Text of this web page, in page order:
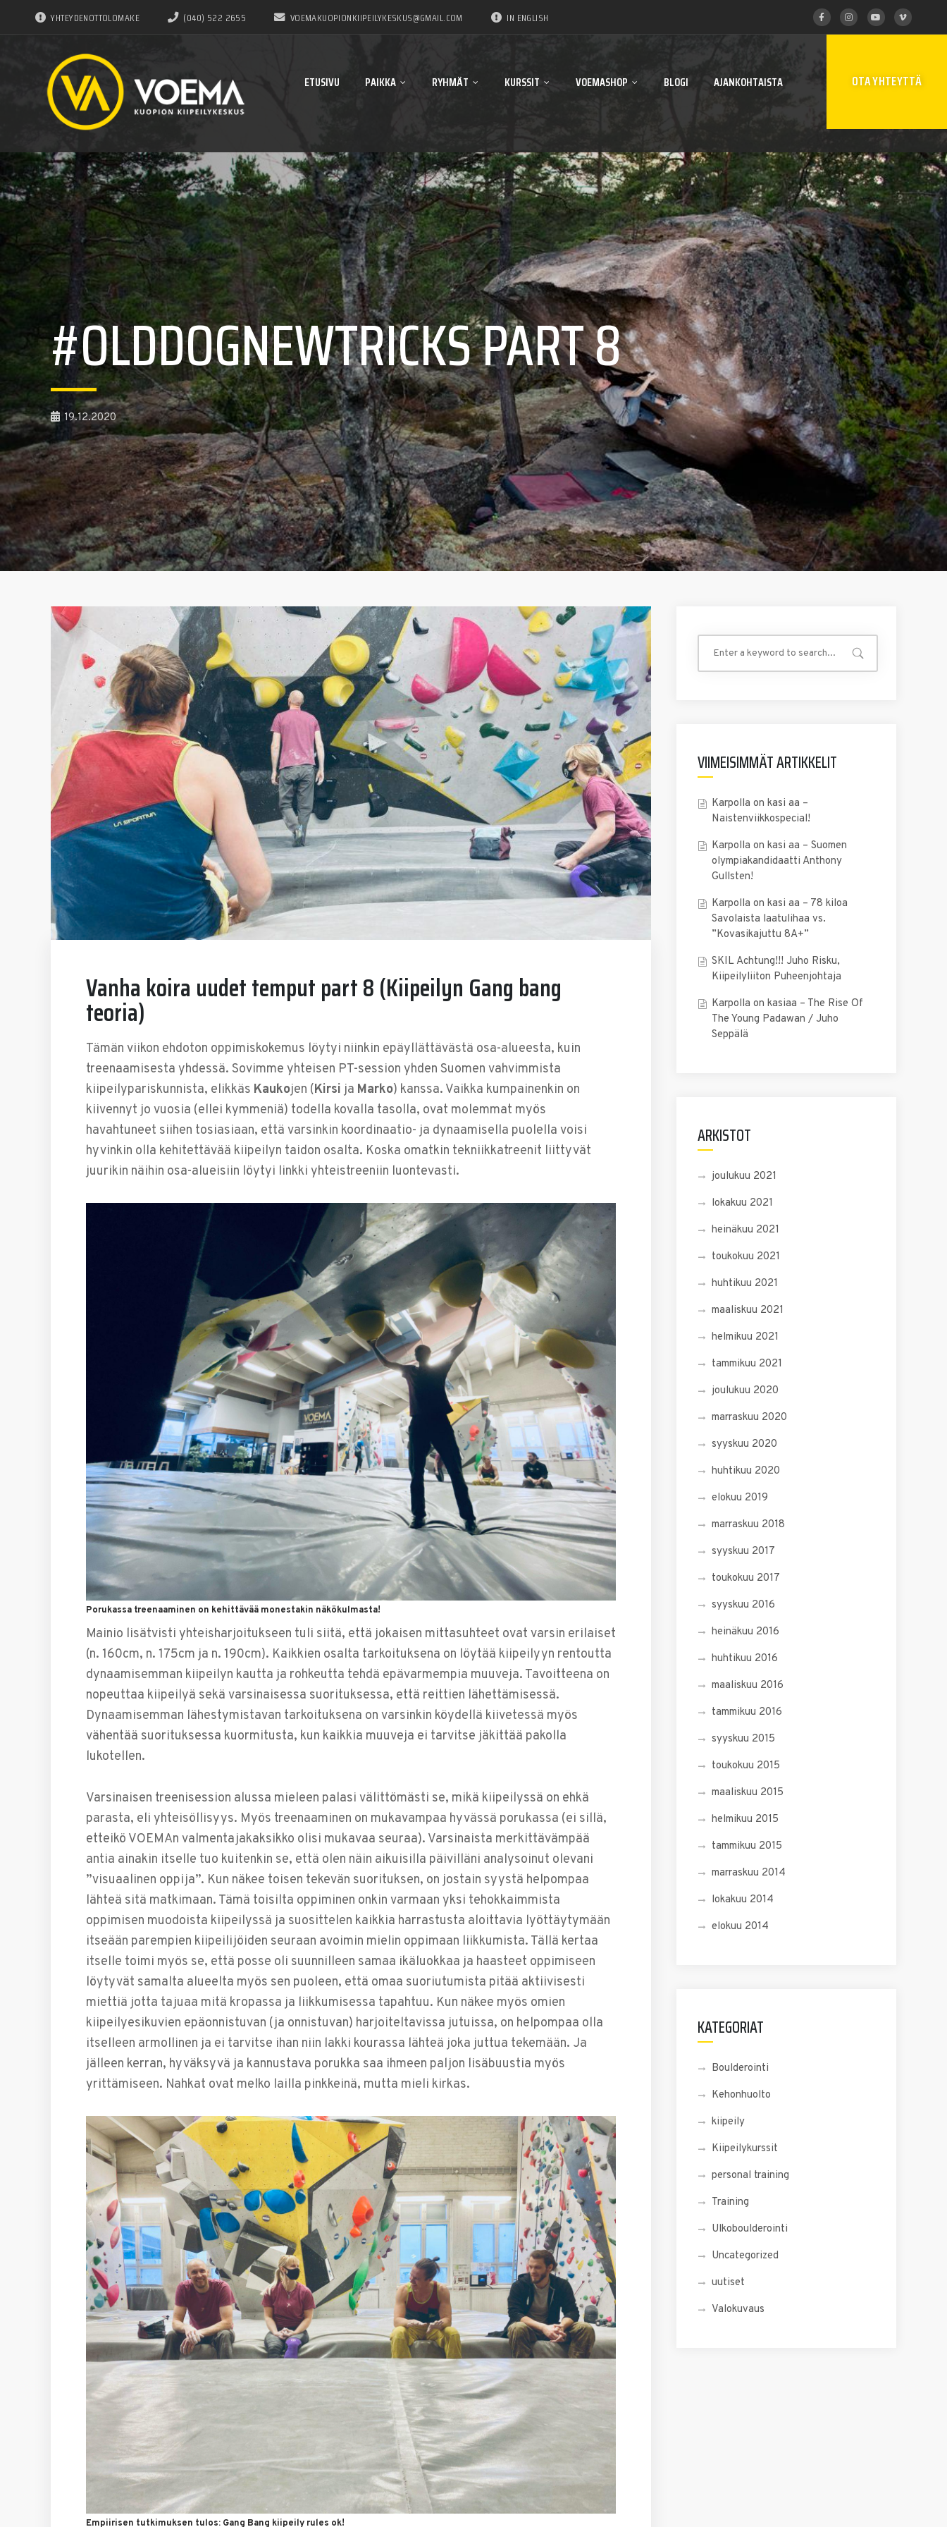
YHTEYDENOTTOLOMAKE (040) 522 2655 VOEMAKUOPIONKIIPEILYKESKUS@GMAIL.COM IN ENGLISH
OTA YHTEYTTÄ
ETUSIVU PAIKKA RYHMÄT KURSSIT VOEMASHOP BLOGI AJANKOHTAISTA
#OLDDOGNEWTRICKS PART 8
19.12.2020
Vanha koira uudet temput part 8 (Kiipeilyn Gang bang
teoria)
Tämän viikon ehdoton oppimiskokemus löytyi niinkin epäyllättävästä osa-alueesta, kuin
treenaamisesta yhdessä. Sovimme yhteisen PT-session yhden Suomen vahvimmista
kiipeilypariskunnista, elikkäs Kaukojen (Kirsi ja Marko) kanssa. Vaikka kumpainenkin on
kiivennyt jo vuosia (ellei kymmeniä) todella kovalla tasolla, ovat molemmat myös
havahtuneet siihen tosiasiaan, että varsinkin koordinaatio- ja dynaamisella puolella voisi
hyvinkin olla kehitettävää kiipeilyn taidon osalta. Koska omatkin tekniikkatreenit liittyvät
juurikin näihin osa-alueisiin löytyi linkki yhteistreeniin luontevasti.
Porukassa treenaaminen on kehittävää monestakin näkökulmasta!
Mainio lisätvisti yhteisharjoitukseen tuli siitä, että jokaisen mittasuhteet ovat varsin erilaiset
(n. 160cm, n. 175cm ja n. 190cm). Kaikkien osalta tarkoituksena on löytää kiipeilyyn rentoutta
dynaamisemman kiipeilyn kautta ja rohkeutta tehdä epävarmempia muuveja. Tavoitteena on
nopeuttaa kiipeilyä sekä varsinaisessa suorituksessa, että reittien lähettämisessä.
Dynaamisemman lähestymistavan tarkoituksena on varsinkin köydellä kiivetessä myös
vähentää suorituksessa kuormitusta, kun kaikkia muuveja ei tarvitse jäkittää pakolla
lukotellen.
Varsinaisen treenisession alussa mieleen palasi välittömästi se, mikä kiipeilyssä on ehkä
parasta, eli yhteisöllisyys. Myös treenaaminen on mukavampaa hyvässä porukassa (ei sillä,
etteikö VOEMAn valmentajakaksikko olisi mukavaa seuraa). Varsinaista merkittävämpää
antia ainakin itselle tuo kuitenkin se, että olen näin aikuisilla päivilläni analysoinut olevani
”visuaalinen oppija”. Kun näkee toisen tekevän suorituksen, on jostain syystä helpompaa
lähteä sitä matkimaan. Tämä toisilta oppiminen onkin varmaan yksi tehokkaimmista
oppimisen muodoista kiipeilyssä ja suosittelen kaikkia harrastusta aloittavia lyöttäytymään
itseään parempien kiipeilijöiden seuraan avoimin mielin oppimaan liikkumista. Tällä kertaa
itselle toimi myös se, että posse oli suunnilleen samaa ikäluokkaa ja haasteet oppimiseen
löytyvät samalta alueelta myös sen puoleen, että omaa suoriutumista pitää aktiivisesti
miettiä jotta tajuaa mitä kropassa ja liikkumisessa tapahtuu. Kun näkee myös omien
kiipeilyesikuvien epäonnistuvan (ja onnistuvan) harjoiteltavissa jutuissa, on helpompaa olla
itselleen armollinen ja ei tarvitse ihan niin lakki kourassa lähteä joka juttua tekemään. Ja
jälleen kerran, hyväksyvä ja kannustava porukka saa ihmeen paljon lisäbuustia myös
yrittämiseen. Nahkat ovat melko lailla pinkkeinä, mutta mieli kirkas.
Empiirisen tutkimuksen tulos: Gang Bang kiipeily rules ok!
VIIMEISIMMÄT ARTIKKELIT
Karpolla on kasi aa –
Naistenviikkospecial!
Karpolla on kasi aa – Suomen
olympiakandidaatti Anthony
Gullsten!
Karpolla on kasi aa – 78 kiloa
Savolaista laatulihaa vs.
”Kovasikajuttu 8A+”
SKIL Achtung!!! Juho Risku,
Kiipeilyliiton Puheenjohtaja
Karpolla on kasiaa – The Rise Of
The Young Padawan / Juho
Seppälä
ARKISTOT
joulukuu 2021
lokakuu 2021
heinäkuu 2021
toukokuu 2021
huhtikuu 2021
maaliskuu 2021
helmikuu 2021
tammikuu 2021
joulukuu 2020
marraskuu 2020
syyskuu 2020
huhtikuu 2020
elokuu 2019
marraskuu 2018
syyskuu 2017
toukokuu 2017
syyskuu 2016
heinäkuu 2016
huhtikuu 2016
maaliskuu 2016
tammikuu 2016
syyskuu 2015
toukokuu 2015
maaliskuu 2015
helmikuu 2015
tammikuu 2015
marraskuu 2014
lokakuu 2014
elokuu 2014
KATEGORIAT
Boulderointi
Kehonhuolto
kiipeily
Kiipeilykurssit
personal training
Training
Ulkoboulderointi
Uncategorized
uutiset
Valokuvaus